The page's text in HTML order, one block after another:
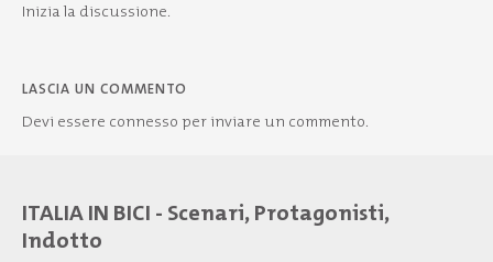
Inizia la discussione.
LASCIA UN COMMENTO
Devi essere connesso per inviare un commento.
ITALIA IN BICI - Scenari, Protagonisti,
Indotto